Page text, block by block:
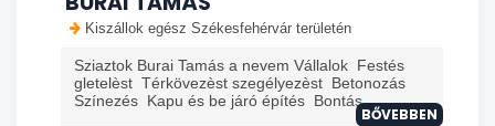
Kiszállok egész Székesfehérvár területén
Sziaztok Burai Tamás a nevem Vállalok Festés
gletelèst Térkövezèst szegélyezèst Betonozás
Színezés Kapu és be járó építés Bontás
BŐVEBBEN